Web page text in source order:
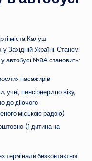
міста Калуш
Західній Україні. Станом
у автобусі №8А становить:
пасажирів
учні, пенсіонери по віку,
до діючого
міською радою)
(1 дитина на
термінали безконтактної